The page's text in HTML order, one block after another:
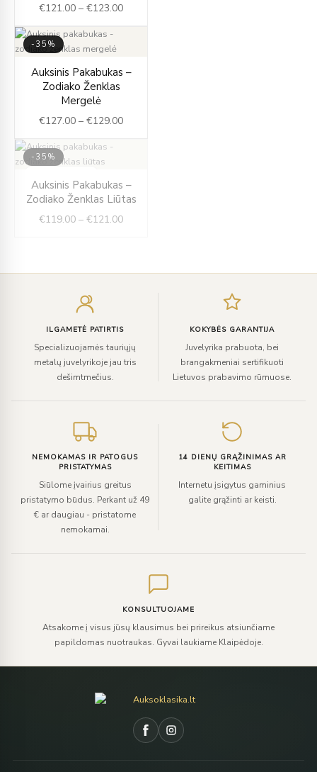
€121.00 – €123.00€123.00
-35%
Auksinis Pakabukas –
Zodiako Ženklas
Mergelė
€127.00 – €129.00
range:
€129.00
-35%
Auksinis Pakabukas –
Zodiako Ženklas Liūtas
€119.00 – €121.00
€119.00
through
ILGAMETĖ PATIRTIS
Specializuojamės tauriųjų
metalų juvelyrikoje jau tris
dešimtmečius.
KOKYBĖS GARANTIJA
Juvelyrika prabuota, bei
brangakmeniai sertifikuoti
Lietuvos prabavimo rūmuose.
NEMOKAMAS IR PATOGUS
PRISTATYMAS
Siūlome įvairius greitus
pristatymo būdus. Perkant už 49
€ ar daugiau - pristatome
nemokamai.
14 DIENŲ GRĄŽINIMAS AR
KEITIMAS
Internetu įsigytus gaminius
galite grąžinti ar keisti.
KONSULTUOJAME
Atsakome į visus jūsų klausimus bei prireikus atsiunčiame
papildomas nuotraukas. Gyvai laukiame Klaipėdoje.